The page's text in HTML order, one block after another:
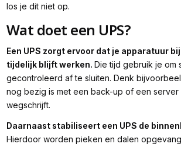
los je dit niet op.
Wat doet een UPS?
Een UPS zorgt ervoor dat je apparatuur
tijdelijk blijft werken. Die tijd gebruik je om
gecontroleerd af te sluiten. Denk
nog bezig is met een back-up of een server
wegschrijft.
Daarnaast stabiliseert een UPS de
Hierdoor worden pieken en dalen